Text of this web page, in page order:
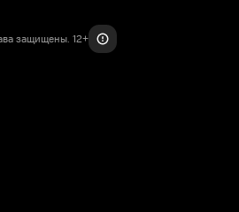
защищены. 12+